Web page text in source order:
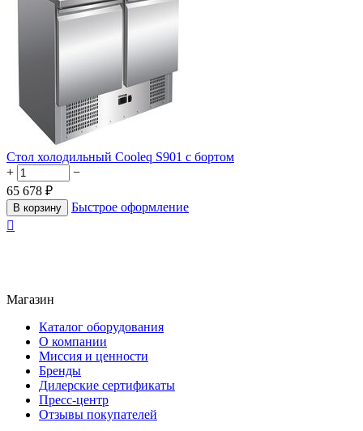
Стол холодильный Cooleq S901 с бортом
+
−
65 678 ₽
В корзину
Быстрое оформление

Магазин
Каталог оборудования
О компании
Миссия и ценности
Бренды
Дилерские сертификаты
Пресс-центр
Отзывы покупателей